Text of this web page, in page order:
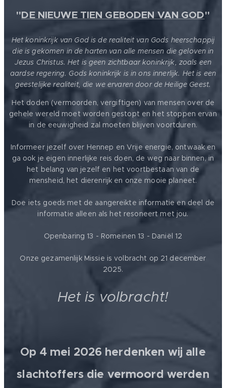
"DE NIEUWE TIEN GEBODEN VAN GOD"
Het koninkrijk van God is de realiteit van Gods heerschappij
die is gekomen in de harten van alle mensen die geloven in
Jezus Christus. Het is geen zichtbaar koninkrijk, zoals een
aardse regering. Gods koninkrijk is in ons innerlijk. Het is een
geestelijke realiteit, die we ervaren door de Heilige Geest.
Het doden (vermoorden, vergiftigen) van mensen over de
gehele wereld moet worden gestopt en het stoppen ervan
in de eeuwigheid zal moeten blijven voortduren.
Informeer jezelf over Hennep en Vrije energie, ontwaak en
ga ook je eigen innerlijke reis doen, de weg naar binnen, in
het belang van jezelf en het voortbestaan van de
mensheid, het dierenrijk en onze mooie planeet.
Doe iets goeds met de aangereikte informatie en deel de
informatie alleen als het resoneert met jou.
Openbaring 13 - Romeinen 13 - Daniël 12
Onze gezamenlijk Missie is volbracht op 21 december
2025.
Het is volbracht!
Op 4 mei 2026 herdenken wij alle
slachtoffers die vermoord werden